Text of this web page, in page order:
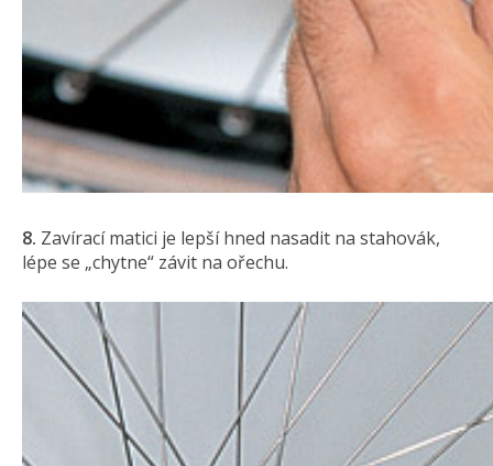
8. Zavírací matici je lepší hned nasadit na stahovák,
lépe se „chytne“ závit na ořechu.